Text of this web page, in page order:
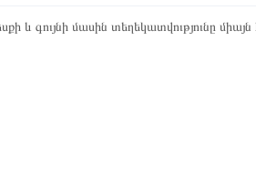
գույնի մասին տեղեկատվությունը